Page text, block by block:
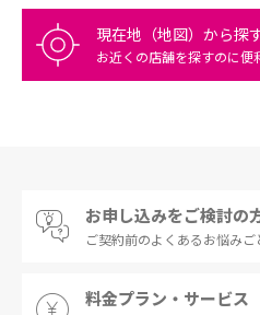
現在地（地図）から探
お近くの店舗を探すのに便
お申し込みをご検討の
ご契約前のよくあるお悩みご
料金プラン・サービス